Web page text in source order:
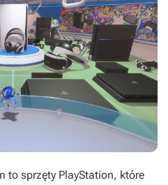
to sprzęty PlayStation, które